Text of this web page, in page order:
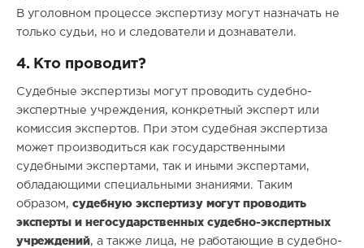
В уголовном процессе экспертизу могут назначать не
только судьи, но и следователи и дознаватели.
4. Кто проводит?
Судебные экспертизы могут проводить судебно-
экспертные учреждения, конкретный эксперт или
комиссия экспертов. При этом судебная экспертиза
может производиться как государственными
судебными экспертами, так и иными экспертами,
обладающими специальными знаниями. Таким
образом,судебную экспертизу могут проводить
эксперты и негосударственных судебно-экспертных
учреждений, а также лица, не работающие в судебно-